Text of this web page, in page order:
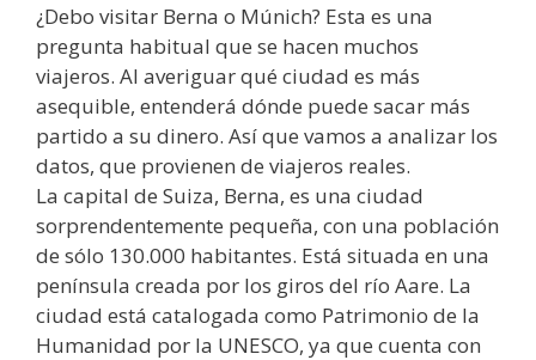
¿Debo visitar Berna o Múnich? Esta es una
pregunta habitual que se hacen muchos
viajeros. Al averiguar qué ciudad es más
asequible, entenderá dónde puede sacar más
partido a su dinero. Así que vamos a analizar los
datos, que provienen de viajeros reales.
La capital de Suiza, Berna, es una ciudad
sorprendentemente pequeña, con una población
de sólo 130.000 habitantes. Está situada en una
península creada por los giros del río Aare. La
ciudad está catalogada como Patrimonio de la
Humanidad por la UNESCO, ya que cuenta con